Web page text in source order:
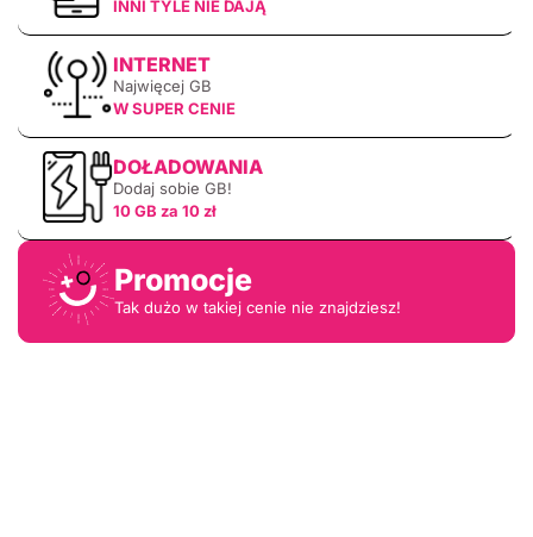
INNI TYLE NIE DAJĄ
INTERNET
Najwięcej GB
W SUPER CENIE
DOŁADOWANIA
Dodaj sobie GB!
10 GB za 10 zł
Promocje
Tak dużo w takiej cenie nie znajdziesz!